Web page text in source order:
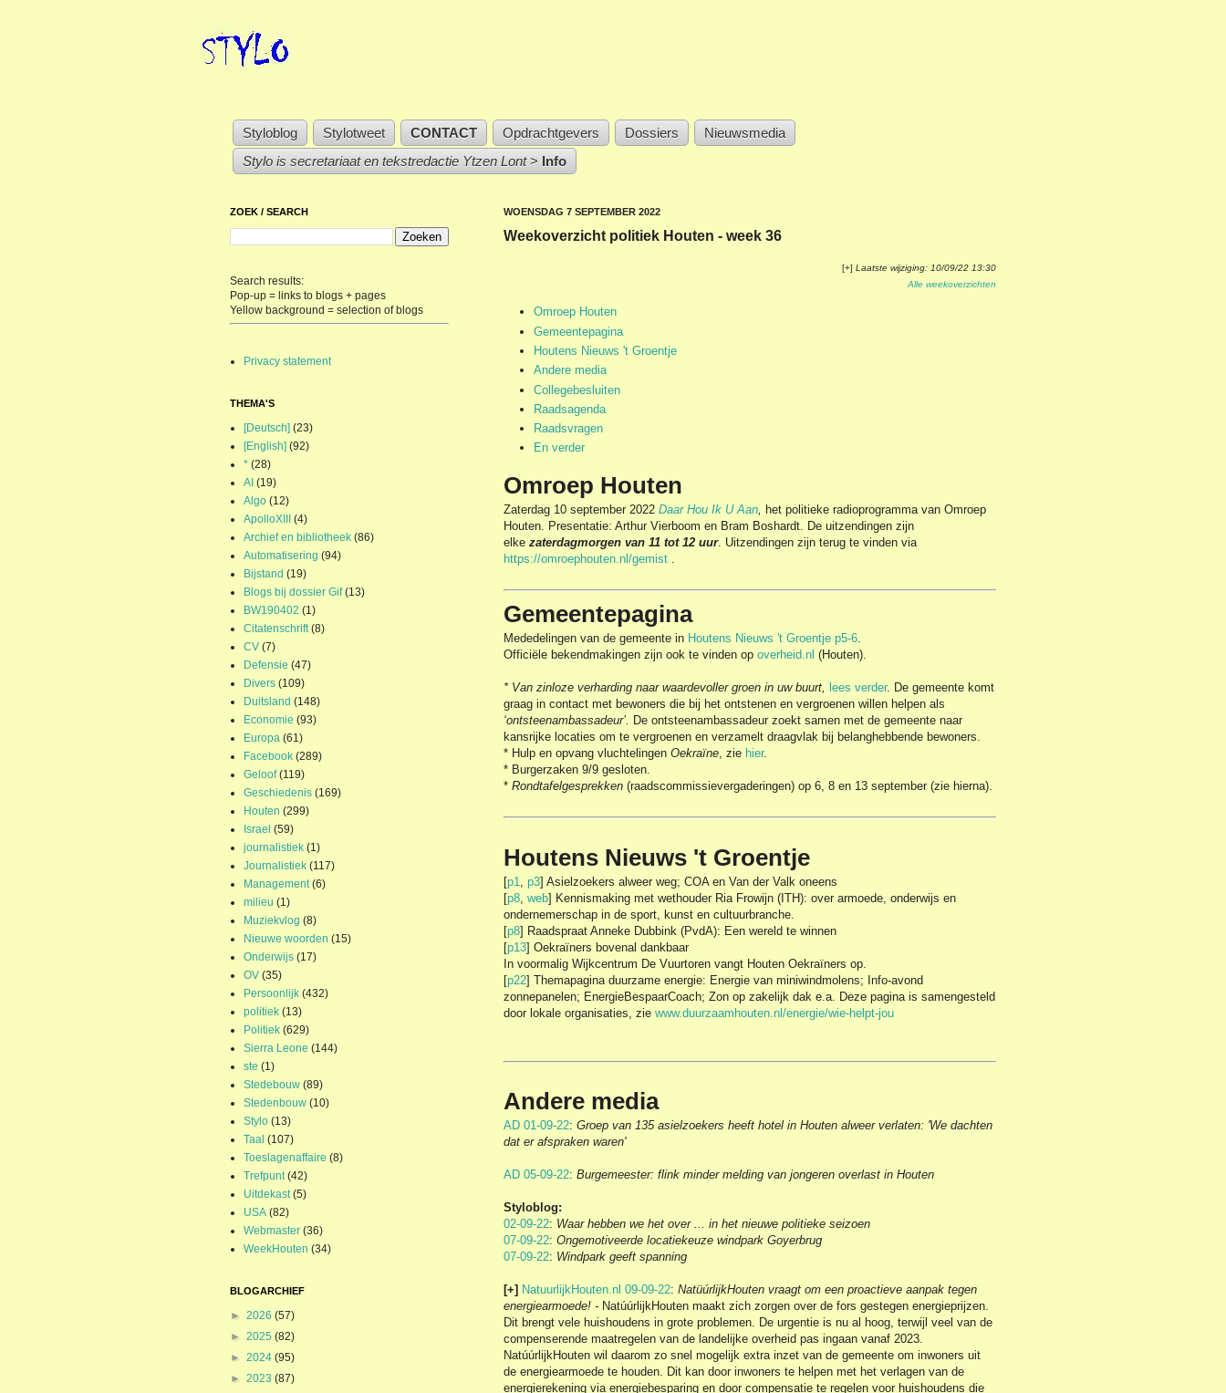
Styloblog Stylotweet CONTACT Opdrachtgevers Dossiers
Nieuwsmedia
Stylo is secretariaat en tekstredactie Ytzen Lont> Info
WOENSDAG 7 SEPTEMBER 2022
Weekoverzicht politiek Houten - week 36
[+] Laatste wijziging: 10/09/22 13:30
Alle weekoverzichten
Omroep Houten
Gemeentepagina
Houtens Nieuws 't Groentje
Andere media
Collegebesluiten
Raadsagenda
Raadsvragen
En verder
Omroep Houten
Zaterdag 10 september 2022 Daar Hou Ik U Aan het politieke radioprogramma van Omroep
Houten. Presentatie: Arthur Vierboom en Bram Boshardt. De uitzendingen zijn
elke zaterdagmorgen van 11 tot 12 uur. Uitzendingen zijn terug te vinden via
https://omroephouten.nl/gemist
Gemeentepagina
Mededelingen van de gemeente in Houtens Nieuws 't Groentje p5-6
Officiële bekendmakingen zijn ook te vinden op overheid.nl (Houten).
* Van zinloze verharding naar waardevoller groen in uw buurt, lees verder. De gemeente komt
graag in contact met bewoners die bij het ontstenen en vergroenen willen helpen als
‘ontsteenambassadeur’.
De ontsteenambassadeur zoekt samen met de gemeente naar
kansrijke locaties om te vergroenen en verzamelt draagvlak bij belanghebbende bewoners.
* Hulp en opvang vluchtelingen Oekraïne , zie hier.
* Burgerzaken 9/9 gesloten.
* Rondtafelgesprekken (raadscommissievergaderingen) op 6, 8 en 13 september (zie hierna).
Houtens Nieuws 't Groentje
[p1, p3] Asielzoekers alweer weg; COA en Van der Valk oneens
[p8, web] Kennismaking met wethouder Ria Frowijn (ITH): over armoede, onderwijs en
ondernemerschap in de sport, kunst en cultuurbranche.
[p8] Raadspraat Anneke Dubbink (PvdA): Een wereld te winnen
[p13] Oekraïners bovenal dankbaar
In voormalig Wijkcentrum De Vuurtoren vangt Houten Oekraïners op.
[p22] Themapagina duurzame energie: Energie van miniwindmolens; Info-avond
zonnepanelen; EnergieBespaarCoach; Zon op zakelijk dak e.a. Deze pagina is samengesteld
door lokale organisaties, zie www.duurzaamhouten.nl/energie/wie-helpt-jou
Andere media
AD 01-09-22: Groep van 135 asielzoekers heeft hotel in Houten alweer verlaten: 'We dachten
dat er afspraken waren'
AD 05-09-22: Burgemeester: flink minder melding van jongeren overlast in Houten
Styloblog:
02-09-22: Waar hebben we het over ... in het nieuwe politieke seizoen
07-09-22: Ongemotiveerde locatiekeuze windpark Goyerbrug
07-09-22: Windpark geeft spanning
[+] NatuurlijkHouten.nl 09-09-22: NatüúrlijkHouten vraagt om een proactieve aanpak tegen
energiearmoede! - NatúúrlijkHouten maakt zich zorgen over de fors gestegen energieprijzen.
Dit brengt vele huishoudens in grote problemen. De urgentie is nu al hoog, terwijl veel van de
compenserende maatregelen van de landelijke overheid pas ingaan vanaf 2023.
NatúúrlijkHouten wil daarom zo snel mogelijk extra inzet van de gemeente om inwoners uit
de energiearmoede te houden. Dit kan door inwoners te helpen met het verlagen van de
energierekening via energiebesparing en door compensatie te regelen voor huishoudens die
ZOEK / SEARCH
Search results:
Pop-up = links to blogs + pages
Yellow background = selection of blogs
Privacy statement
THEMA'S
[Deutsch] (23)
[English] (92)
* (28)
AI (19)
Algo (12)
ApolloXIII
(4)
Archief en bibliotheek (86)
Automatisering (94)
Bijstand (19)
Blogs bij dossier Gif (13)
BW190402 (1)
Citatenschrift (8)
CV (7)
Defensie (47)
Divers (109)
Duitsland (148)
Economie (93)
Europa (61)
Facebook (289)
Geloof (119)
Geschiedenis (169)
Houten (299)
Israel (59)
journalistiek (1)
Journalistiek (117)
Management (6)
milieu (1)
Muziekvlog (8)
Nieuwe woorden (15)
Onderwijs (17)
OV (35)
Persoonlijk (432)
politiek (13)
Politiek (629)
Sierra Leone (144)
ste (1)
Stedebouw (89)
Stedenbouw (10)
Stylo (13)
Taal (107)
Toeslagenaffaire (8)
Trefpunt (42)
Uitdekast (5)
USA (82)
Webmaster (36)
WeekHouten (34)
BLOGARCHIEF
► 2026 (57)
► 2025 (82)
► 2024 (95)
► 2023 (87)